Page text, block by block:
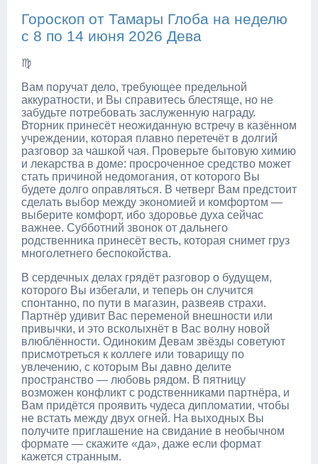
Гороскоп от Тамары Глоба на неделю
с 8 по 14 июня 2026 Дева
♍
Вам поручат дело, требующее предельной
аккуратности, и Вы справитесь блестяще, но не
забудьте потребовать заслуженную награду.
Вторник принесёт неожиданную встречу в казённом
учреждении, которая плавно перетечёт в долгий
разговор за чашкой чая. Проверьте бытовую химию
и лекарства в доме: просроченное средство может
стать причиной недомогания, от которого Вы
будете долго оправляться. В четверг Вам предстоит
сделать выбор между экономией и комфортом —
выберите комфорт, ибо здоровье духа сейчас
важнее. Субботний звонок от дальнего
родственника принесёт весть, которая снимет груз
многолетнего беспокойства.
В сердечных делах грядёт разговор о будущем,
которого Вы избегали, и теперь он случится
спонтанно, по пути в магазин, развеяв страхи.
Партнёр удивит Вас переменой внешности или
привычки, и это всколыхнёт в Вас волну новой
влюблённости. Одиноким Девам звёзды советуют
присмотреться к коллеге или товарищу по
увлечению, с которым Вы давно делите
пространство — любовь рядом. В пятницу
возможен конфликт с родственниками партнёра, и
Вам придётся проявить чудеса дипломатии, чтобы
не встать между двух огней. На выходных Вы
получите приглашение на свидание в необычном
формате — скажите «да», даже если формат
кажется странным.